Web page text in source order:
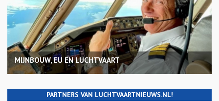
MIJNBOUW, EU EN LUCHTVAART
PARTNERS VAN LUCHTVAARTNIEUWS.NL!